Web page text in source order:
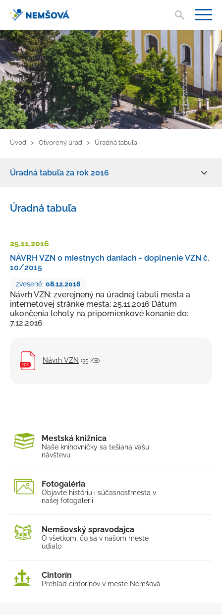
Úvod Otvorený úrad Úradná tabuľa
Úradná tabuľa za rok 2016
Žiadosť o informácie
Rozpočet
Verejné obstarávanie
Majetok mesta
Výberové konania, pracovné ponuky
Tlačivá a formuláre
Smernice a dokumenty mesta
Úradná tabuľa
25.11.2016
NÁVRH VZN o miestnych daniach - doplnenie VZN č.
10/2015
zvesené: 08.12.2016
Návrh VZN: zverejnený na úradnej tabuli mesta a
internetovej stránke mesta: 25.11.2016 Dátum
ukončenia lehoty na pripomienkové konanie do:
7.12.2016
Návrh VZN (35 KB)
Mestská knižnica
Naše knihovníčky sa tešiana vašu
návštevu
Fotogaléria
Objavte históriu i súčasnosťmesta v
našej fotogalérii
Nemšovský spravodajca
O všetkom, čo sa v našom meste
udialo
Cintorín
Prehľad cintorínov v meste Nemšová